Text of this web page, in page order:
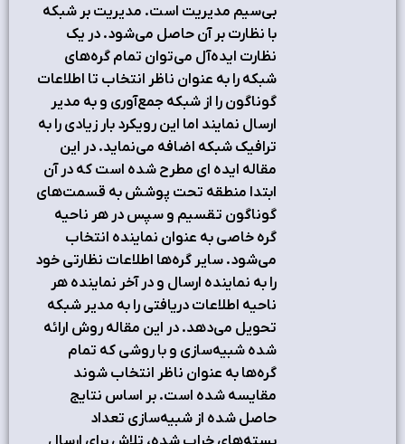
بی‌سیم مدیریت است. مدیریت بر شبکه
با نظارت بر آن حاصل می‌شود. در یک
نظارت ایده‌آل می‌توان تمام گره‌های
شبکه را به عنوان ناظر انتخاب تا اطلاعات
گوناگون را از شبکه جمع‌آوری و به مدیر
ارسال نمایند اما این رویکرد بار زیادی را به
ترافیک شبکه اضافه می‌نماید. در این
مقاله ایده ای مطرح شده است که در آن
ابتدا منطقه تحت پوشش به قسمت‌های
گوناگون تقسیم و سپس در هر ناحیه
گره خاصی به عنوان نماینده انتخاب
می‌شود. سایر گره‌ها اطلاعات نظارتی خود
را به نماینده ارسال و در آخر نماینده هر
ناحیه اطلاعات دریافتی را به مدیر شبکه
تحویل می‌دهد. در این مقاله روش ارائه
شده شبیه‌سازی و با روشی که تمام
گره‌ها به عنوان ناظر انتخاب شوند
مقایسه شده است. بر اساس نتایج
حاصل شده از شبیه‌سازی تعداد